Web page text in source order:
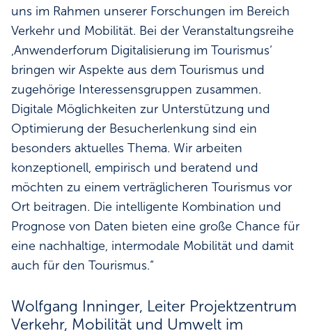
uns im Rahmen unserer Forschungen im Bereich
Verkehr und Mobilität. Bei der Veranstaltungsreihe
‚Anwenderforum Digitalisierung im Tourismus‘
bringen wir Aspekte aus dem Tourismus und
zugehörige Interessensgruppen zusammen.
Digitale Möglichkeiten zur Unterstützung und
Optimierung der Besucherlenkung sind ein
besonders aktuelles Thema. Wir arbeiten
konzeptionell, empirisch und beratend und
möchten zu einem verträglicheren Tourismus vor
Ort beitragen. Die intelligente Kombination und
Prognose von Daten bieten eine große Chance für
eine nachhaltige, intermodale Mobilität und damit
auch für den Tourismus.“
Wolfgang Inninger, Leiter Projektzentrum
Verkehr, Mobilität und Umwelt im